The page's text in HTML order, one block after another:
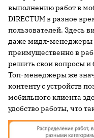
выполнению работ в
DIRECTUM в разное
пользователей. Здесь
даже мидл-менеджеры
преимущественно в
решить свои вопросы и
Топ-менеджеры же
контенту с устройств
мобильного клиента
удобство работы, что